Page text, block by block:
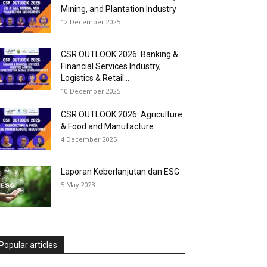
Mining, and Plantation Industry
12 December 2025
CSR OUTLOOK 2026: Banking &
Financial Services Industry,
Logistics & Retail...
10 December 2025
CSR OUTLOOK 2026: Agriculture
& Food and Manufacture
4 December 2025
Laporan Keberlanjutan dan ESG
5 May 2023
articles